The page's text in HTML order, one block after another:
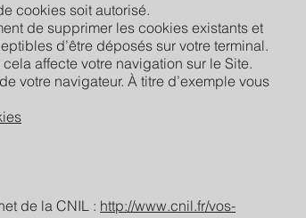
cookies soit autorisé.
de supprimer les cookies existants et
d’être déposés sur votre terminal.
affecte votre navigation sur le Site.
votre navigateur. À titre d’exemple vous
de la CNIL : http://www.cnil.fr/vos-